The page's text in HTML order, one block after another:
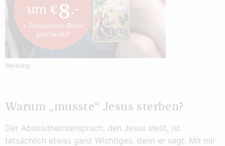
Werbung
Warum „musste“ Jesus sterben?
Der Absolutheitsanspruch, den Jesus stellt, ist
tatsächlich etwas ganz Wichtiges, denn er sagt: Mit mir